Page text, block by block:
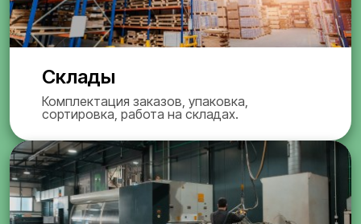
Склады
Комплектация заказов, упаковка,
сортировка, работа на складах.